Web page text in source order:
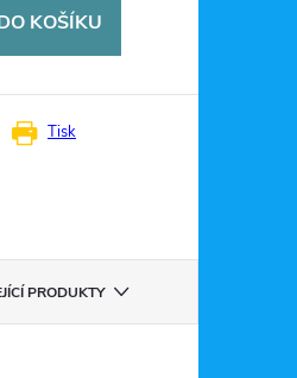
KOŠÍKU
Tisk
PRODUKTY